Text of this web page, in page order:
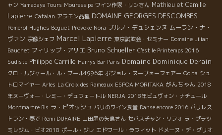
ャン Yamadaya Tours Mouressipe ワイン作家・リンさん Mathieu et Camille
Lapierre Catalan アラモン品種 DOMAINE GEORGES DESCOMBES
Pomerol Hughes Beguet Provoke Nora ブルノ・デュシェンヌ ムーラン・ナ・
ヴァン 宗像シェフ Marcel Lapierre 東京試飲会・セミナー Domaine Lilian
Bauchet フィリップ・アリエ Bruno Schueller C'est le Printemps 2016
Sudiste Philippe Carrille Harrys Bar Paris Domaine Dominique Derain
クロ・ルジャール・ル・ブール1996年 ボジョレ・ヌーヴォーフェアー Ooita シュ
トロマイヤー Arles La Croix des Rameaux ESPOA MORITAKA がんちゃん 2018
年ヌーヴォー・レミー・デュフェートル NERJA 2018年ビュヴォン・ナチュール
Montmartre Bis ラ・ピオッシュ パリのワイン食堂 Danse encore 2016 パリレス
トラン・奏で Remi DUFAIRE 山田屋の矢島さん セバスチャン・リフォ ラ・プラツ
ミレジム・ビオ2018 ポール・ジレ エドワール・ラフィット ドメーヌ・デ・グリオ